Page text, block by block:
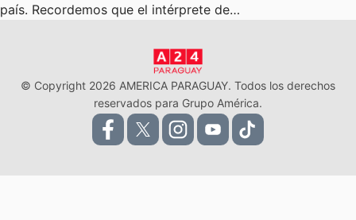
país. Recordemos que el intérprete de…
© Copyright 2026 AMERICA PARAGUAY. Todos los derechos
reservados para Grupo América.